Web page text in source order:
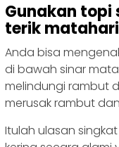
Gunakan topi
terik matahari
Anda bisa
di bawah sinar
melindungi rambut
merusak rambut
Itulah ulasan